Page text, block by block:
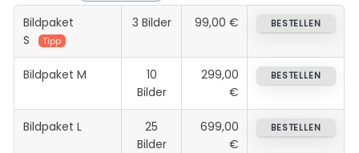
Bildpaket
S
Tipp
3 Bilder 99,00 € BESTELLEN
Bildpaket M
10
Bilder
299,00
€
BESTELLEN
Bildpaket L
25
Bilder
699,00
€
BESTELLEN